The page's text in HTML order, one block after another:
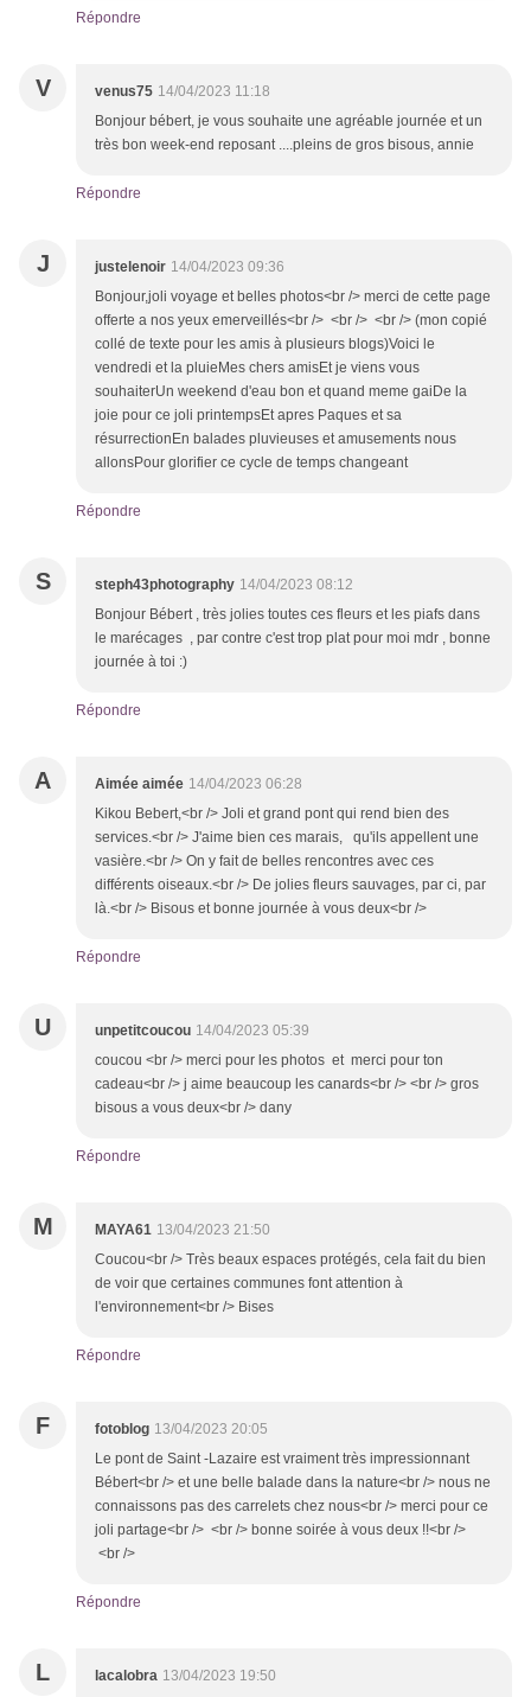
Répondre
V venus75 14/04/2023 11:18
Bonjour bébert, je vous souhaite une agréable journée et un
très bon week-end reposant ....pleins de gros bisous, annie
Répondre
J justelenoir 14/04/2023 09:36
Bonjour,joli voyage et belles photos<br /> merci de cette page
offerte a nos yeux emerveillés<br /> <br /> <br /> (mon copié
collé de texte pour les amis à plusieurs blogs)Voici le
vendredi et la pluieMes chers amisEt je viens vous
souhaiterUn weekend d'eau bon et quand meme gaiDe la
joie pour ce joli printempsEt apres Paques et sa
résurrectionEn balades pluvieuses et amusements nous
allonsPour glorifier ce cycle de temps changeant
Répondre
S steph43photography 14/04/2023 08:12
Bonjour Bébert , très jolies toutes ces fleurs et les piafs dans
le marécages , par contre c'est trop plat pour moi mdr , bonne
journée à toi :)
Répondre
A Aimée aimée 14/04/2023 06:28
Kikou Bebert,<br /> Joli et grand pont qui rend bien des
services.<br /> J'aime bien ces marais, qu'ils appellent une
vasière.<br /> On y fait de belles rencontres avec ces
différents oiseaux.<br /> De jolies fleurs sauvages, par ci, par
là.<br /> Bisous et bonne journée à vous deux<br />
Répondre
U unpetitcoucou 14/04/2023 05:39
coucou <br /> merci pour les photos et merci pour ton
cadeau<br /> j aime beaucoup les canards<br /> <br /> gros
bisous a vous deux<br /> dany
Répondre
M MAYA61 13/04/2023 21:50
Coucou<br /> Très beaux espaces protégés, cela fait du bien
de voir que certaines communes font attention à
l'environnement<br /> Bises
Répondre
F fotoblog 13/04/2023 20:05
Le pont de Saint -Lazaire est vraiment très impressionnant
Bébert<br /> et une belle balade dans la nature<br /> nous ne
connaissons pas des carrelets chez nous<br /> merci pour ce
joli partage<br /> <br /> bonne soirée à vous deux !!<br />
<br />
Répondre
L lacalobra 13/04/2023 19:50